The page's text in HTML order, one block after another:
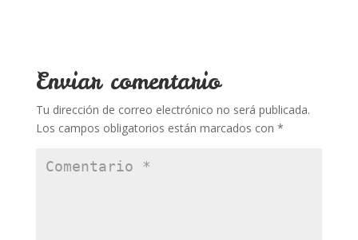
Enviar comentario
Tu dirección de correo electrónico no será publicada.
Los campos obligatorios están marcados con *